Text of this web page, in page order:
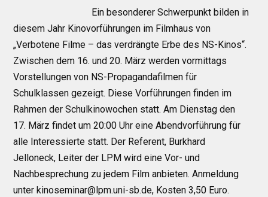
Ein besonderer Schwerpunkt bilden in
diesem Jahr Kinovorführungen im Filmhaus von
„Verbotene Filme – das verdrängte Erbe des NS-Kinos“.
Zwischen dem 16. und 20. März werden vormittags
Vorstellungen von NS-Propagandafilmen für
Schulklassen gezeigt. Diese Vorführungen finden im
Rahmen der Schulkinowochen statt. Am Dienstag den
17. März findet um 20:00 Uhr eine Abendvorführung für
alle Interessierte statt. Der Referent, Burkhard
Jelloneck, Leiter der LPM wird eine Vor- und
Nachbesprechung zu jedem Film anbieten. Anmeldung
unter kinoseminar@lpm.uni­-sb.de, Kosten 3,50 Euro.